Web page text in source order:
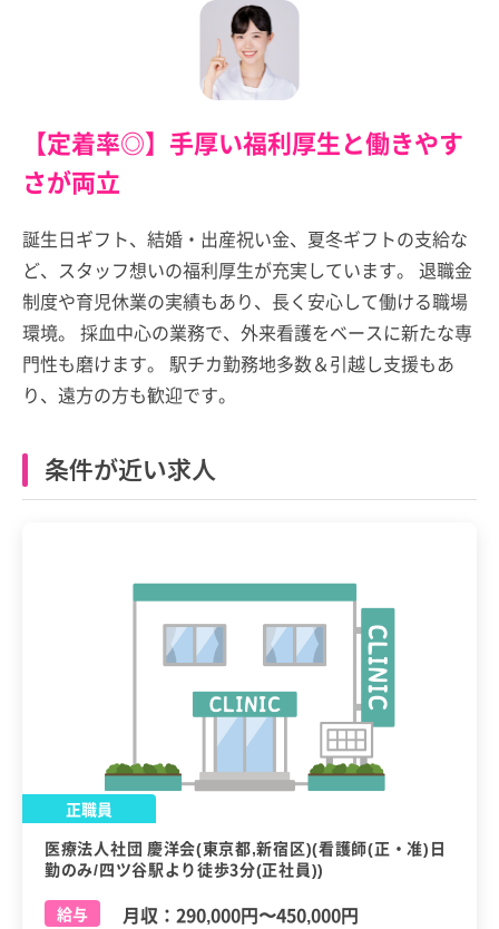
【定着率◎】手厚い福利厚生と働きやす
さが両立
誕生日ギフト、結婚・出産祝い金、夏冬ギフトの支給な
ど、スタッフ想いの福利厚生が充実しています。 退職金
制度や育児休業の実績もあり、長く安心して働ける職場
環境。 採血中心の業務で、外来看護をベースに新たな専
門性も磨けます。 駅チカ勤務地多数＆引越し支援もあ
り、遠方の方も歓迎です。
条件が近い求人
正職員
医療法人社団 慶洋会(東京都,新宿区)(看護師(正・准)日
勤のみ/四ツ谷駅より徒歩3分(正社員))
給与
月収： 290,000円〜450,000円